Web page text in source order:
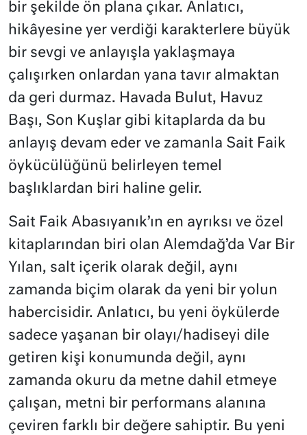
bir şekilde ön plana çıkar. Anlatıcı,
hikâyesine yer verdiği karakterlere büyük
bir sevgi ve anlayışla yaklaşmaya
çalışırken onlardan yana tavır almaktan
da geri durmaz. Havada Bulut, Havuz
Başı, Son Kuşlar gibi kitaplarda da bu
anlayış devam eder ve zamanla Sait Faik
öykücülüğünü belirleyen temel
başlıklardan biri haline gelir.
Sait Faik Abasıyanık’ın en ayrıksı ve özel
kitaplarından biri olan Alemdağ’da Var Bir
Yılan, salt içerik olarak değil, aynı
zamanda biçim olarak da yeni bir yolun
habercisidir. Anlatıcı, bu yeni öykülerde
sadece yaşanan bir olayı/hadiseyi dile
getiren kişi konumunda değil, aynı
zamanda okuru da metne dahil etmeye
çalışan, metni bir performans alanına
çeviren farklı bir değere sahiptir. Bu yeni